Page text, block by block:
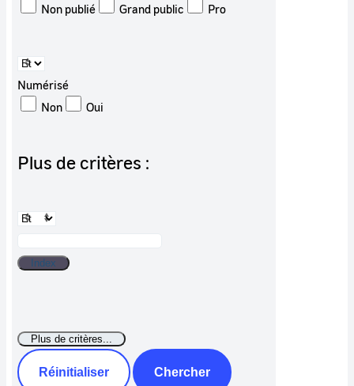
Non publié
Grand public Pro
Numérisé
Non
Oui
Plus de critères :
Réinitialiser Chercher